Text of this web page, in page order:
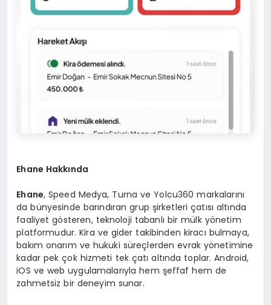
Ehane Hakkında
Ehane, Speed Medya, Turna ve Yolcu360 markalarını
da bünyesinde barındıran grup şirketleri çatısı altında
faaliyet gösteren, teknoloji tabanlı bir mülk yönetim
platformudur. Kira ve gider takibinden kiracı bulmaya,
bakım onarım ve hukuki süreçlerden evrak yönetimine
kadar pek çok hizmeti tek çatı altında toplar. Android,
iOS ve web uygulamalarıyla hem şeffaf hem de
zahmetsiz bir deneyim sunar.